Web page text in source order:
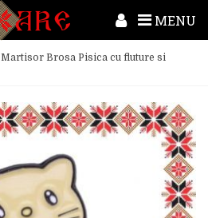
MENU
Martisor Brosa Pisica cu fluture si